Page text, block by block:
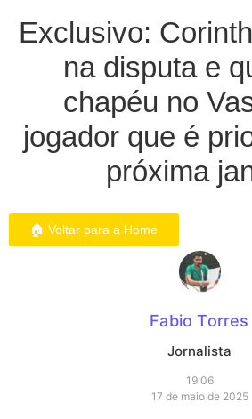
Exclusivo:
na disputa e
chapéu no
jogador que é
próxima
🏠 Voltar para a Home
Fabio Torres
Jornalista
19:06
17 de maio de 2025